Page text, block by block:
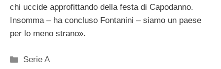
chi uccide approfittando della festa di Capodanno.
Insomma – ha concluso Fontanini – siamo un paese
per lo meno strano».
Categorie
Serie A